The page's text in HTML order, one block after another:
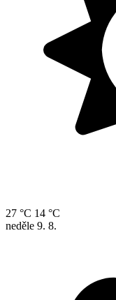
27 °C 14 °C
neděle 9. 8.